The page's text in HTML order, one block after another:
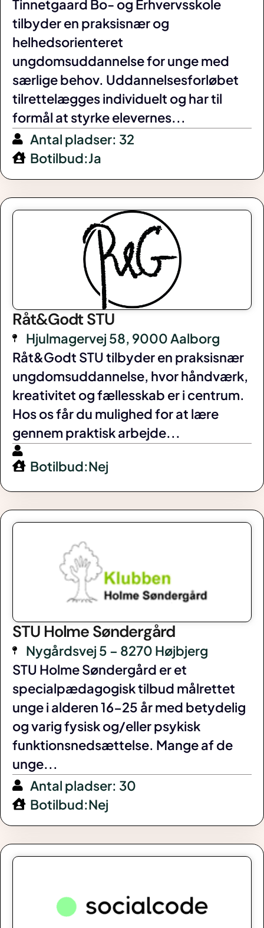
Tinnetgaard Bo- og Erhvervsskole
tilbyder en praksisnær og
helhedsorienteret
ungdomsuddannelse for unge med
særlige behov. Uddannelsesforløbet
tilrettelægges individuelt og har til
formål at styrke elevernes...
Antal pladser: 32
Botilbud:Ja
Råt&Godt STU
Hjulmagervej 58, 9000 Aalborg
Råt&Godt STU tilbyder en praksisnær
ungdomsuddannelse, hvor håndværk,
kreativitet og fællesskab er i centrum.
Hos os får du mulighed for at lære
gennem praktisk arbejde...
Botilbud:Nej
STU Holme Søndergård
Nygårdsvej 5 – 8270 Højbjerg
STU Holme Søndergård er et
specialpædagogisk tilbud målrettet
unge i alderen 16-25 år med betydelig
og varig fysisk og/eller psykisk
funktionsnedsættelse. Mange af de
unge...
Antal pladser: 30
Botilbud:Nej